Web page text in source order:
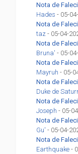
Nota de
Hades - 05-
Nota de
taz - 05-04-
Nota de
Bruna' - 05-
Nota de
Mayruh - 05-
Nota de
Duke de
Nota de
Joseph - 05-
Nota de
Gu' - 05-04-
Nota de
Earthquake -